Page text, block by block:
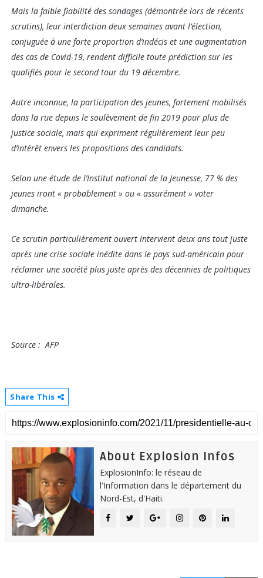
Mais la faible fiabilité des sondages (démontrée lors de récents
scrutins), leur interdiction deux semaines avant l’élection,
conjuguée à une forte proportion d’indécis et une augmentation
des cas de Covid-19, rendent difficile toute prédiction sur les
qualifiés pour le second tour du 19 décembre.
Autre inconnue, la participation des jeunes, fortement mobilisés
dans la rue depuis le soulèvement de fin 2019 pour plus de
justice sociale, mais qui expriment régulièrement leur peu
d’intérêt envers les propositions des candidats.
Selon une étude de l’Institut national de la Jeunesse, 77 % des
jeunes iront « probablement » ou « assurément » voter
dimanche.
Ce scrutin particulièrement ouvert intervient deux ans tout juste
après une crise sociale inédite dans le pays sud-américain pour
réclamer une société plus juste après des décennies de politiques
ultra-libérales.
Source : AFP
Share This
About Explosion Infos
ExplosionInfo: le réseau de
l'Information dans le département du
Nord-Est, d'Haiti.